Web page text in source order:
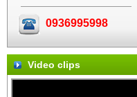
0936995998
Video clips